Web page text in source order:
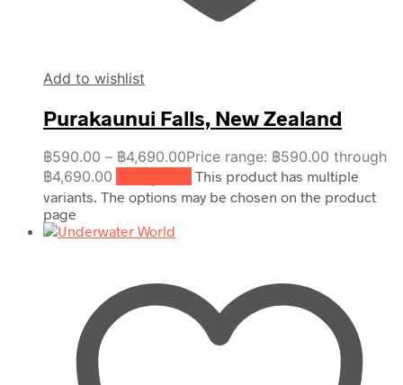
Add to wishlist
Purakaunui Falls, New Zealand
฿590.00 – ฿4,690.00Price range: ฿590.00 through
฿4,690.00
This product has multiple
variants. The options may be chosen on the product
page